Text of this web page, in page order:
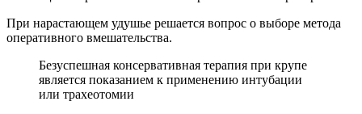
При нарастающем удушье решается вопрос о выборе метода
оперативного вмешательства.
Безуспешная консервативная терапия при крупе
является показанием к применению интубации
или трахеотомии